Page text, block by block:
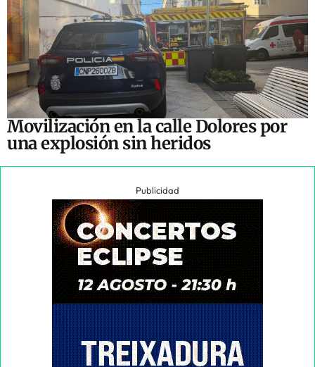
Movilización en la calle Dolores por
una explosión sin heridos
Publicidad